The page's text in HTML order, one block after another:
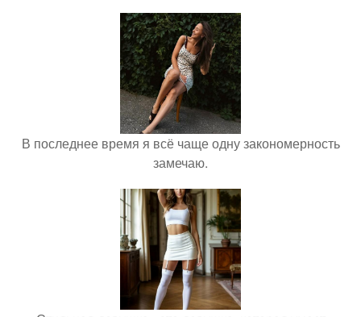
В последнее время я всё чаще одну закономерность
замечаю.